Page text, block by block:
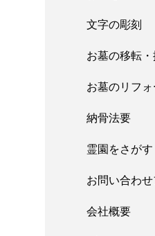
文字の彫刻
お墓の移転
お墓のリフォ
納骨法要
霊園をさがす
お問い合わ
会社概要